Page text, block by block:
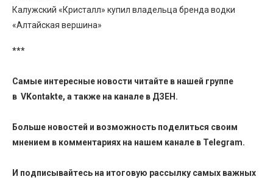
Калужский «Кристалл» купил владельца бренда водки
«Алтайская вершина»
***
Самые интересные новости читайте в нашей группе
в VKontakte, а также на канале в ДЗЕН .
Больше новостей и возможность поделиться своим
мнением в комментариях на нашем канале в Telegram.
И подписывайтесь на итоговую рассылку самых важных